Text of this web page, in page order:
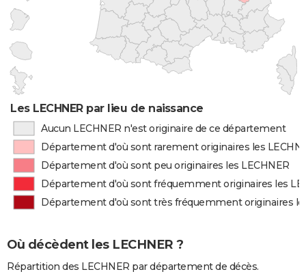
Les LECHNER par lieu de naissance
Aucun LECHNER n'est originaire de ce département
Département d'où sont rarement originaires les
Département d'où sont peu originaires les LECHNER
Département d'où sont fréquemment originaires les
Département d'où sont très fréquemment originaires
Où décèdent les LECHNER ?
Répartition des LECHNER par département de décès.